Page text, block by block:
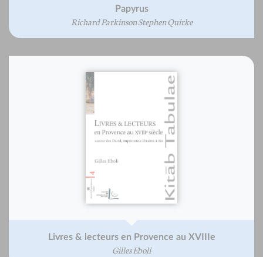
Papyrus
Richard Parkinson Stephen Quirke
Livres & lecteurs en Provence au XVIIIe
Gilles Eboli